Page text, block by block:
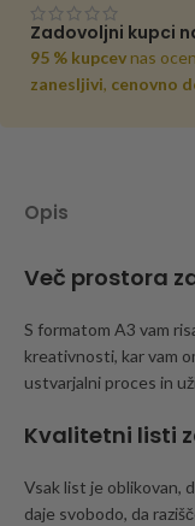
Zadovoljni kupci
95 % kupcev nas
zanesljivi, cenovno
Opis
Več prostora
S formatom A3 vam
kreativnosti, kar vam
ustvarjalni proces in
Kvalitetni listi
Vsak list je oblikovan,
daje svobodo, da